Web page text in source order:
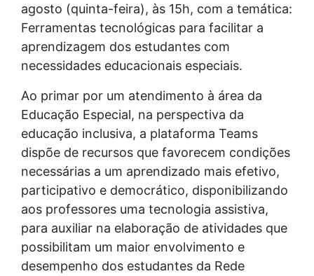
agosto (quinta-feira), às 15h, com a temática:
Ferramentas tecnológicas para facilitar a
aprendizagem dos estudantes com
necessidades educacionais especiais.
Ao primar por um atendimento à área da
Educação Especial, na perspectiva da
educação inclusiva, a plataforma Teams
dispõe de recursos que favorecem condições
necessárias a um aprendizado mais efetivo,
participativo e democrático, disponibilizando
aos professores uma tecnologia assistiva,
para auxiliar na elaboração de atividades que
possibilitam um maior envolvimento e
desempenho dos estudantes da Rede